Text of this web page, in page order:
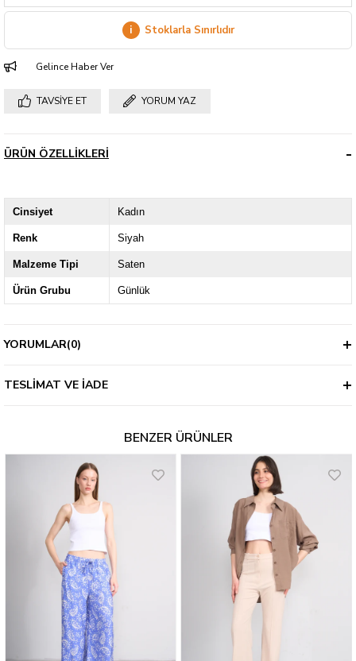
i Stoklarla Sınırlıdır
Gelince Haber Ver
TAVSIYE ET YORUM YAZ
ÜRÜN ÖZELLIKLERI
Cinsiyet Kadın
Renk Siyah
Malzeme Tipi Saten
Ürün Grubu Günlük
YORUMLAR(0)
TESLIMAT VE İADE
BENZER ÜRÜNLER